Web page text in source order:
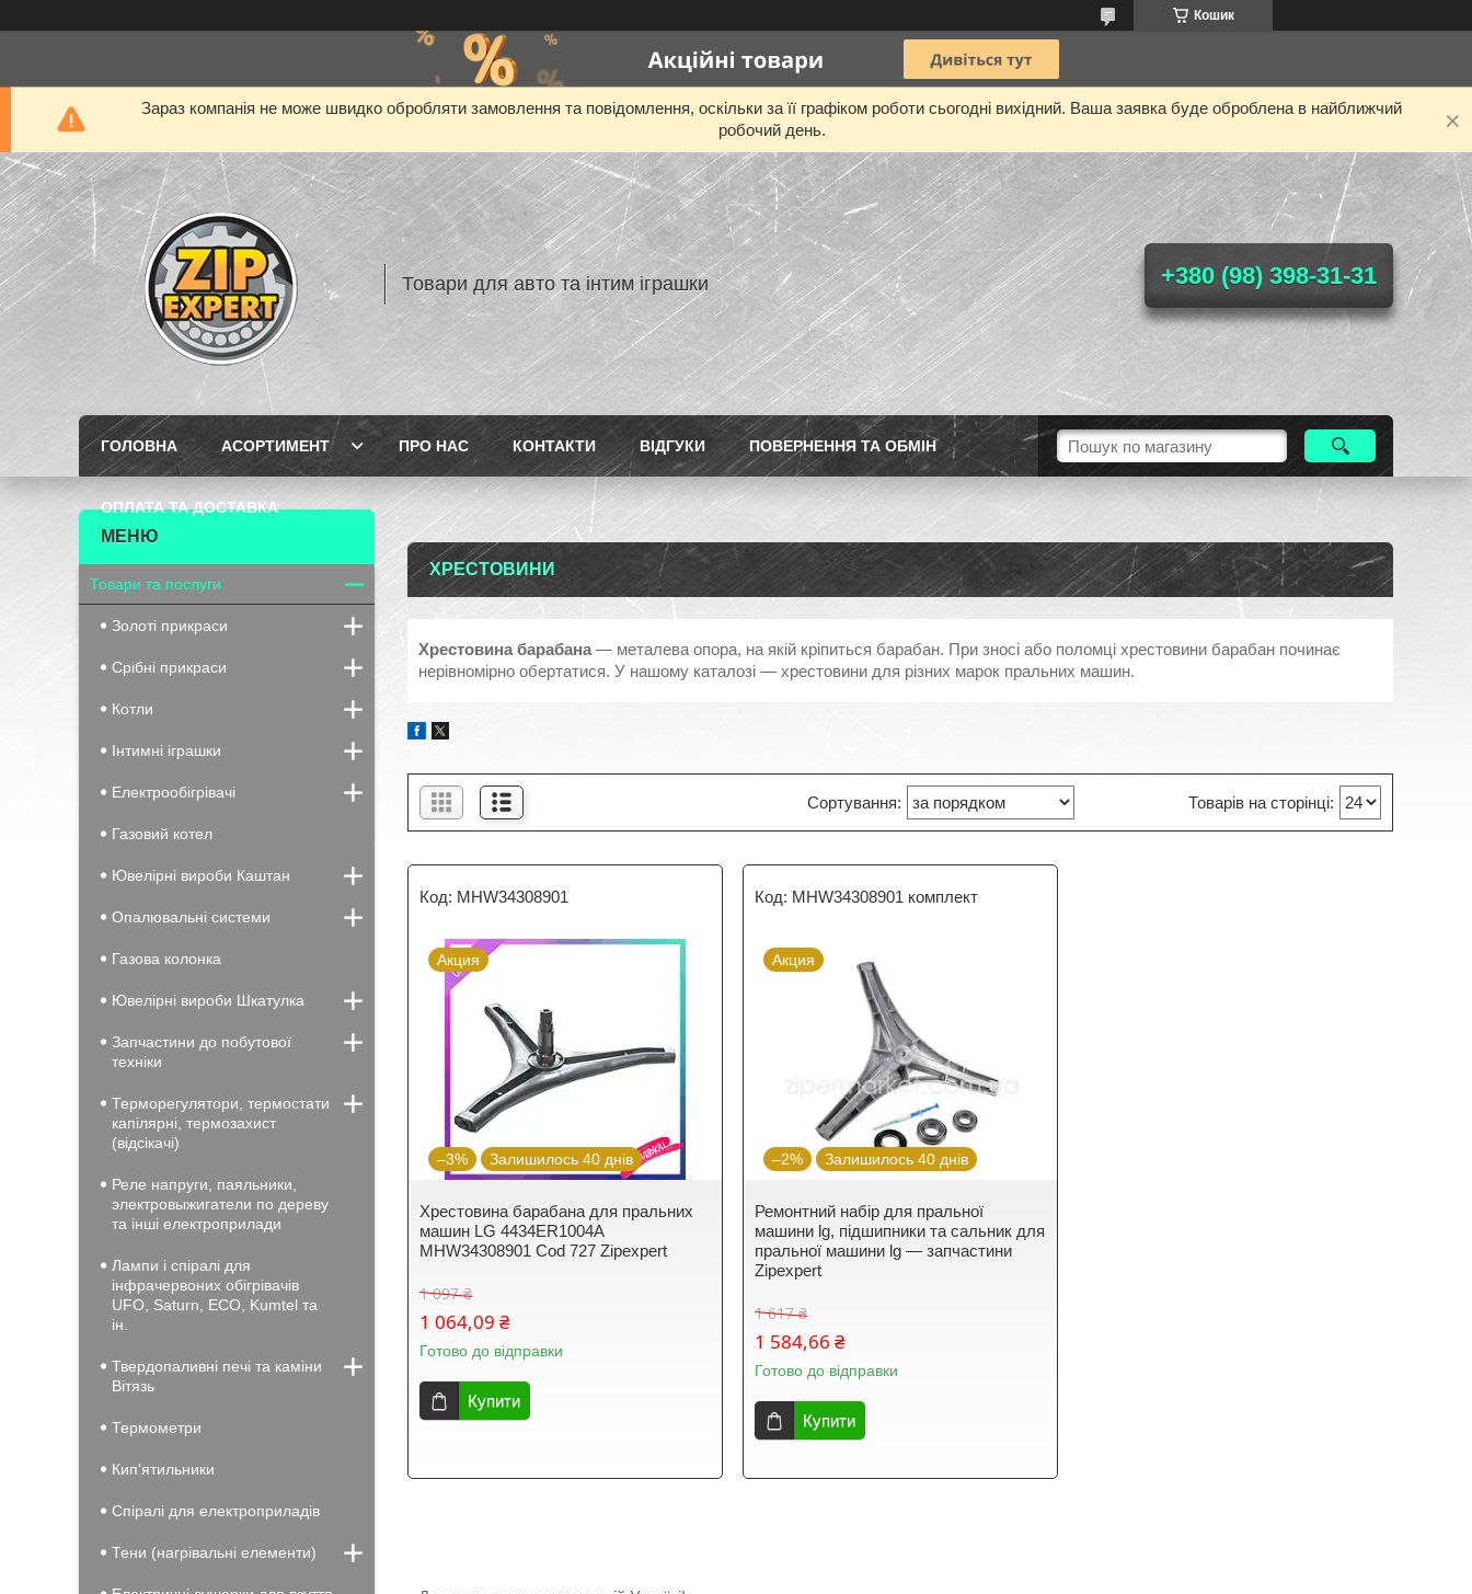
Кошик
Зараз компанія не може швидко обробляти замовлення та повідомлення, оскільки за її графіком роботи сьогодні вихідний. Ваша заявка буде оброблена в найближчий
робочий день.
Товари для авто та інтим іграшки +380 (98) 398-31-31
ГОЛОВНА АСОРТИМЕНТ ПРО НАС КОНТАКТИ ВIДГУКИ ПОВЕРНЕННЯ ТА ОБМIН
ОПЛАТА ТА ДОСТАВКА
ХРЕСТОВИНИ
Хрестовина барабана — металева опора, на якій кріпиться барабан. При зносі або поломці хрестовини барабан починає
нерівномірно обертатися. У нашому каталозі — хрестовини для різних марок пральних машин.
MHW34308901
Акция
–3% Залишилось 40 днів
Хрестовина барабана для пральних
машин LG 4434ER1004A
MHW34308901 Cod 727 Zipexpert
1 097 ₴
1 064,09 ₴
Готово до відправки
Купити
MHW34308901 комплект
Акция
–2% Залишилось 40 днів
Ремонтний набір для пральної
машини lg, підшипники та сальник для
пральної машини lg — запчастини
Zipexpert
1 617 ₴
1 584,66 ₴
Готово до відправки
Купити
Товари та послуги
Золоті прикраси
Срібні прикраси
Котли
Інтимні іграшки
Електрообігрівачі
Газовий котел
Ювелірні вироби Каштан
Опалювальні системи
Газова колонка
Ювелірні вироби Шкатулка
Запчастини до побутової
техніки
Терморегулятори, термостати
капілярні, термозахист
(відсікачі)
Реле напруги, паяльники,
электровыжигатели по дереву
та інші електроприлади
Лампи і спіралі для
інфрачервоних обігрівачів
UFO, Saturn, ECO, Kumtel та
ін.
Твердопаливні печі та каміни
Вiтязь
Термометри
Кип'ятильники
Спіралі для електроприладів
Тени (нагрівальні елементи)